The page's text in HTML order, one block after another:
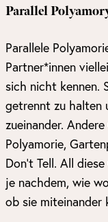
Parallel
Parallele
Partner*innen
sich nicht kennen.
getrennt zu halten
zueinander.
Polyamorie,
Don’t Tell. All
je nachdem, wie
ob sie miteinander